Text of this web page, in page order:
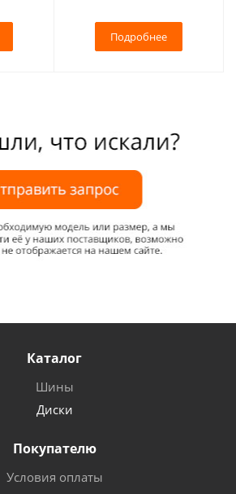
Подробнее
Каталог
Шины
Диски
Покупателю
Условия оплаты